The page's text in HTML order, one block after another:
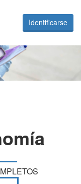
Identificarse